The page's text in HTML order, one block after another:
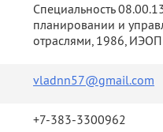
Специальность
планировании и
отраслями, 1986,
vladnn57@gmail.com
+7-383-3300962